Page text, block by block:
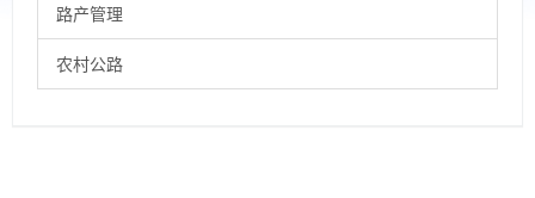
路产管理
农村公路